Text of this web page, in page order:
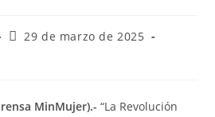
29 de marzo de 2025
MinMujer).-“La Revolución